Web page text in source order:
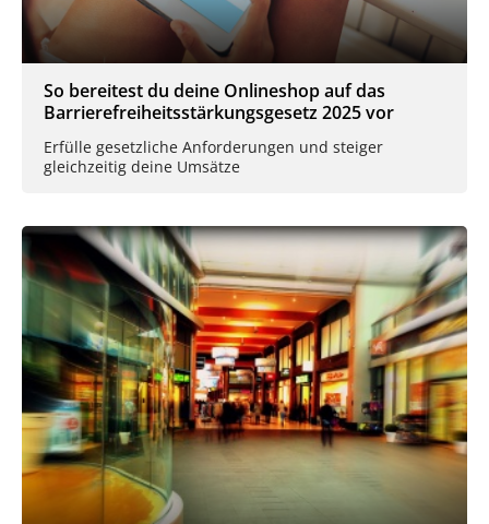
So bereitest du deine Onlineshop auf das
Barrierefreiheitsstärkungsgesetz 2025 vor
Erfülle gesetzliche Anforderungen und steiger
gleichzeitig deine Umsätze